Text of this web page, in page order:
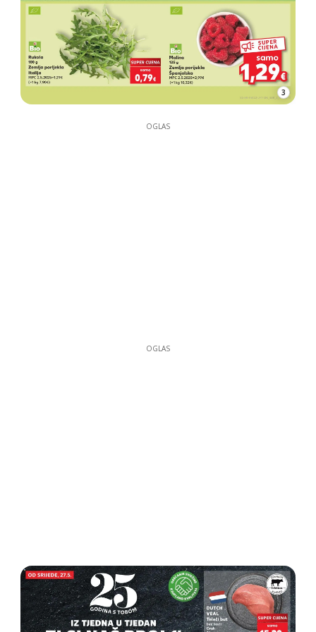
3
OGLAS
OGLAS